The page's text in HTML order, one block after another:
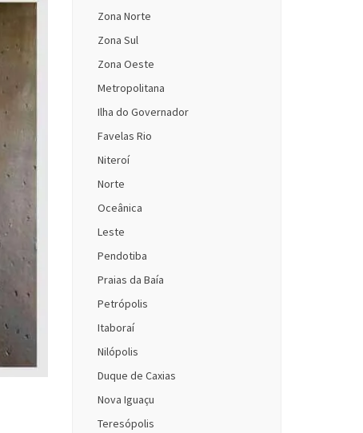
Zona Norte
Zona Sul
Zona Oeste
Metropolitana
Ilha do Governador
Favelas Rio
Niteroí
Norte
Oceânica
Leste
Pendotiba
Praias da Baía
Petrópolis
Itaboraí
Nilópolis
Duque de Caxias
Nova Iguaçu
Teresópolis